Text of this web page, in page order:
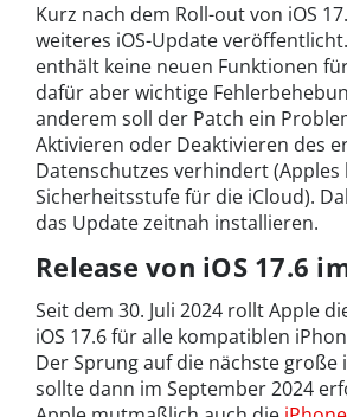
Kurz nach dem Roll-out von iOS
weiteres iOS-Update veröffentlicht.
enthält keine neuen Funktionen
dafür aber wichtige
anderem soll der Patch ein
Aktivieren oder Deaktivieren des
Datenschutzes verhindert (Apples
Sicherheitsstufe für die iCloud).
das Update zeitnah installieren.
Release von iOS 17.6
Seit dem 30. Juli 2024 rollt Apple
iOS 17.6 für alle kompatiblen
Der Sprung auf die nächste große
sollte dann im September 2024